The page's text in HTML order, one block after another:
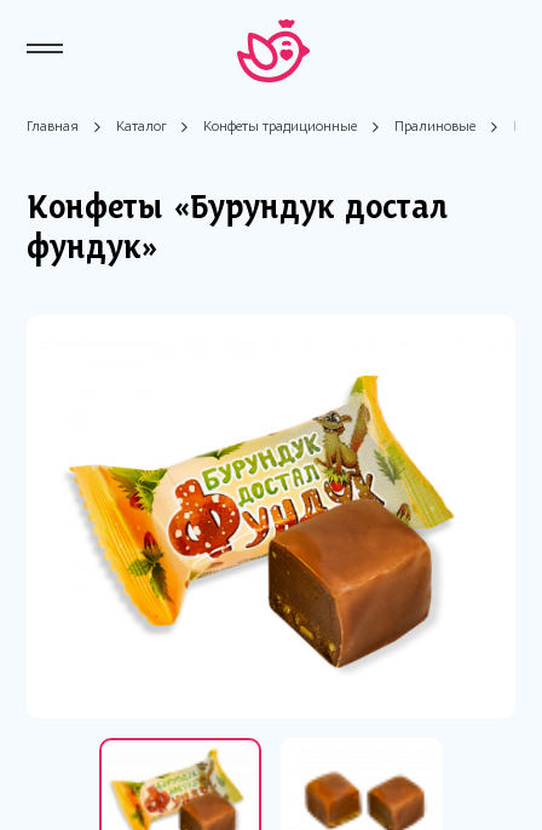
Главная Каталог Конфеты традиционные Пралиновые
Конфеты «Бурундук достал
фундук»